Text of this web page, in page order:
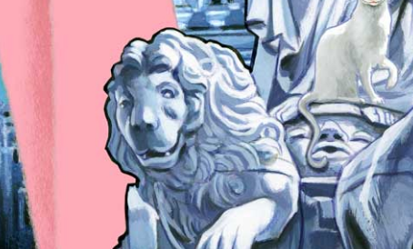
ANGEL RUIZ
EL RUMOR DE LOS CAFÉS
Viernes 7 de agosto,22h
de Educación Secundaria (IES)